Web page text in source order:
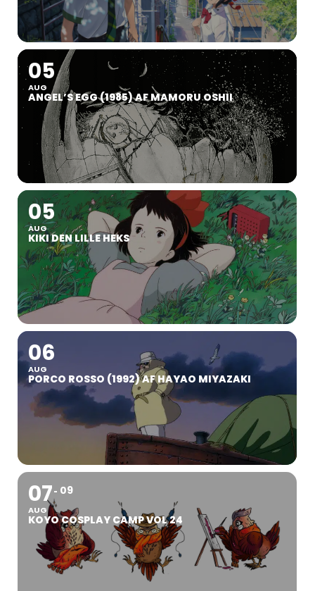
05
AUG
ANGEL’S EGG (1985) AF MAMORU OSHII
05
AUG
KIKI DEN LILLE HEKS
06
AUG
PORCO ROSSO (1992) AF HAYAO MIYAZAKI
07
AUG
09
KOYO COSPLAY CAMP VOL 24